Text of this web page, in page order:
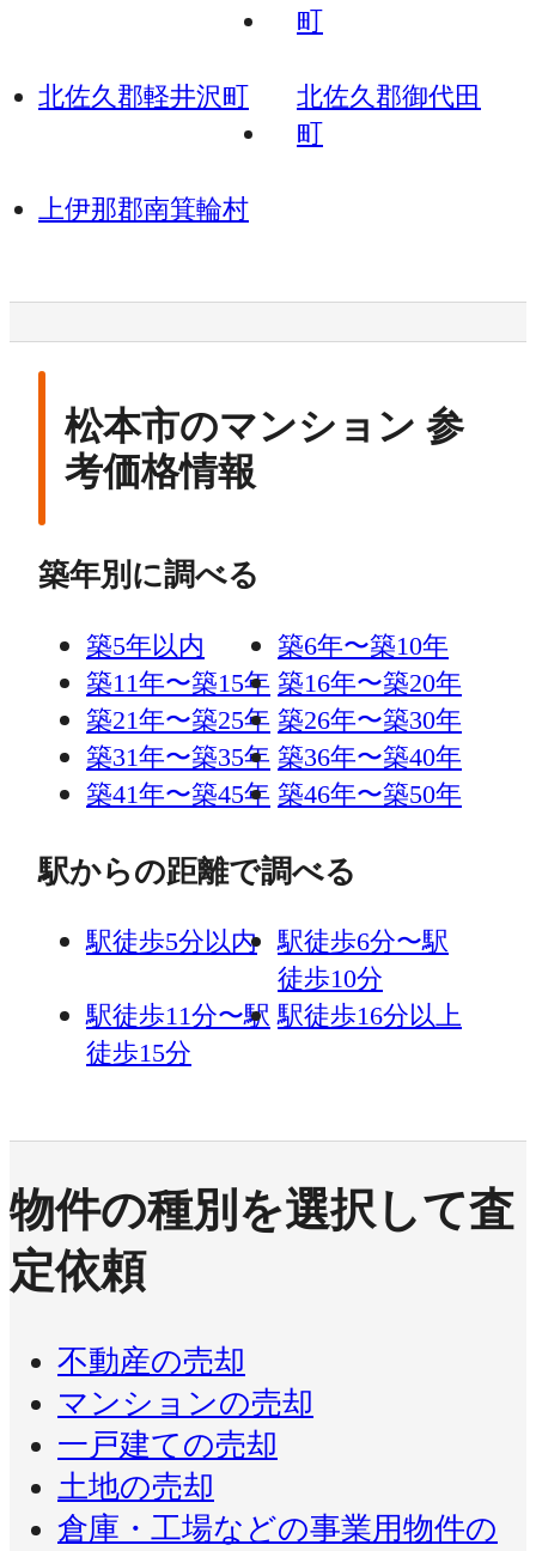
町
北佐久郡軽井沢町
北佐久郡御代田
町
上伊那郡南箕輪村
松本市のマンション 参
考価格情報
築年別に調べる
築5年以内
築6年〜築10年
築11年〜築15年 築16年〜築20年
築21年〜築25年 築26年〜築30年
築31年〜築35年 築36年〜築40年
築41年〜築45年 築46年〜築50年
駅からの距離で調べる
駅徒歩5分以内
駅徒歩6分〜駅
徒歩10分
駅徒歩11分〜駅
徒歩15分
駅徒歩16分以上
物件の種別を選択して査
定依頼
不動産の売却
マンションの売却
一戸建ての売却
土地の売却
倉庫・工場などの事業用物件の